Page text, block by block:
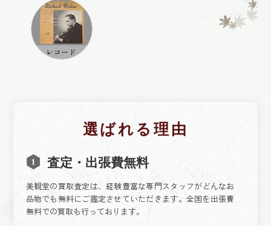
選ばれる理由
査定・出張費無料
美観堂の買取査定は、経験豊富な専門スタッフがどんなお
品物でも無料にご鑑定させていただきます。全国を出張費
無料での買取も行っております。